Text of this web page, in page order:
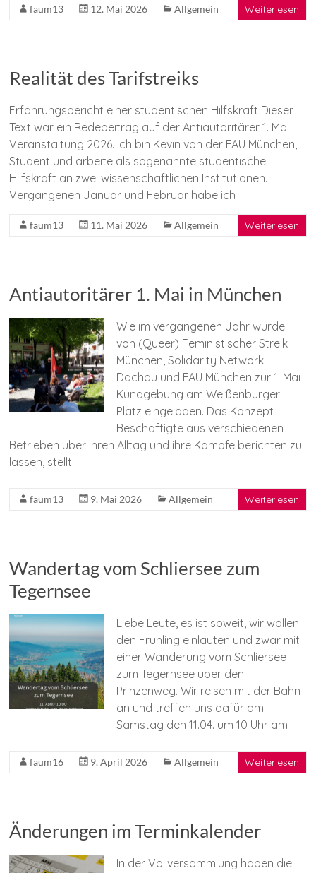
faum13 12. Mai 2026 Allgemein Weiterlesen
Realität des Tarifstreiks
Erfahrungsbericht einer studentischen Hilfskraft Dieser
Text war ein Redebeitrag auf der Antiautoritärer 1. Mai
Veranstaltung 2026. Ich bin Kevin von der FAU München,
Student und arbeite als sogenannte studentische
Hilfskraft an zwei wissenschaftlichen Institutionen.
Vergangenen Januar und Februar habe ich
faum13 11. Mai 2026 Allgemein Weiterlesen
Antiautoritärer 1. Mai in München
Wie im vergangenen Jahr wurde
von (Queer) Feministischer Streik
München, Solidarity Network
Dachau und FAU München zur 1. Mai
Kundgebung am Weißenburger
Platz eingeladen. Das Konzept
Beschäftigte aus verschiedenen
Betrieben über ihren Alltag und ihre Kämpfe berichten zu
lassen, stellt
faum13 9. Mai 2026 Allgemein Weiterlesen
Wandertag vom Schliersee zum
Tegernsee
Liebe Leute, es ist soweit, wir wollen
den Frühling einläuten und zwar mit
einer Wanderung vom Schliersee
zum Tegernsee über den
Prinzenweg. Wir reisen mit der Bahn
an und treffen uns dafür am
Samstag den 11.04. um 10 Uhr am
faum16 9. April 2026 Allgemein Weiterlesen
Änderungen im Terminkalender
In der Vollversammlung haben die